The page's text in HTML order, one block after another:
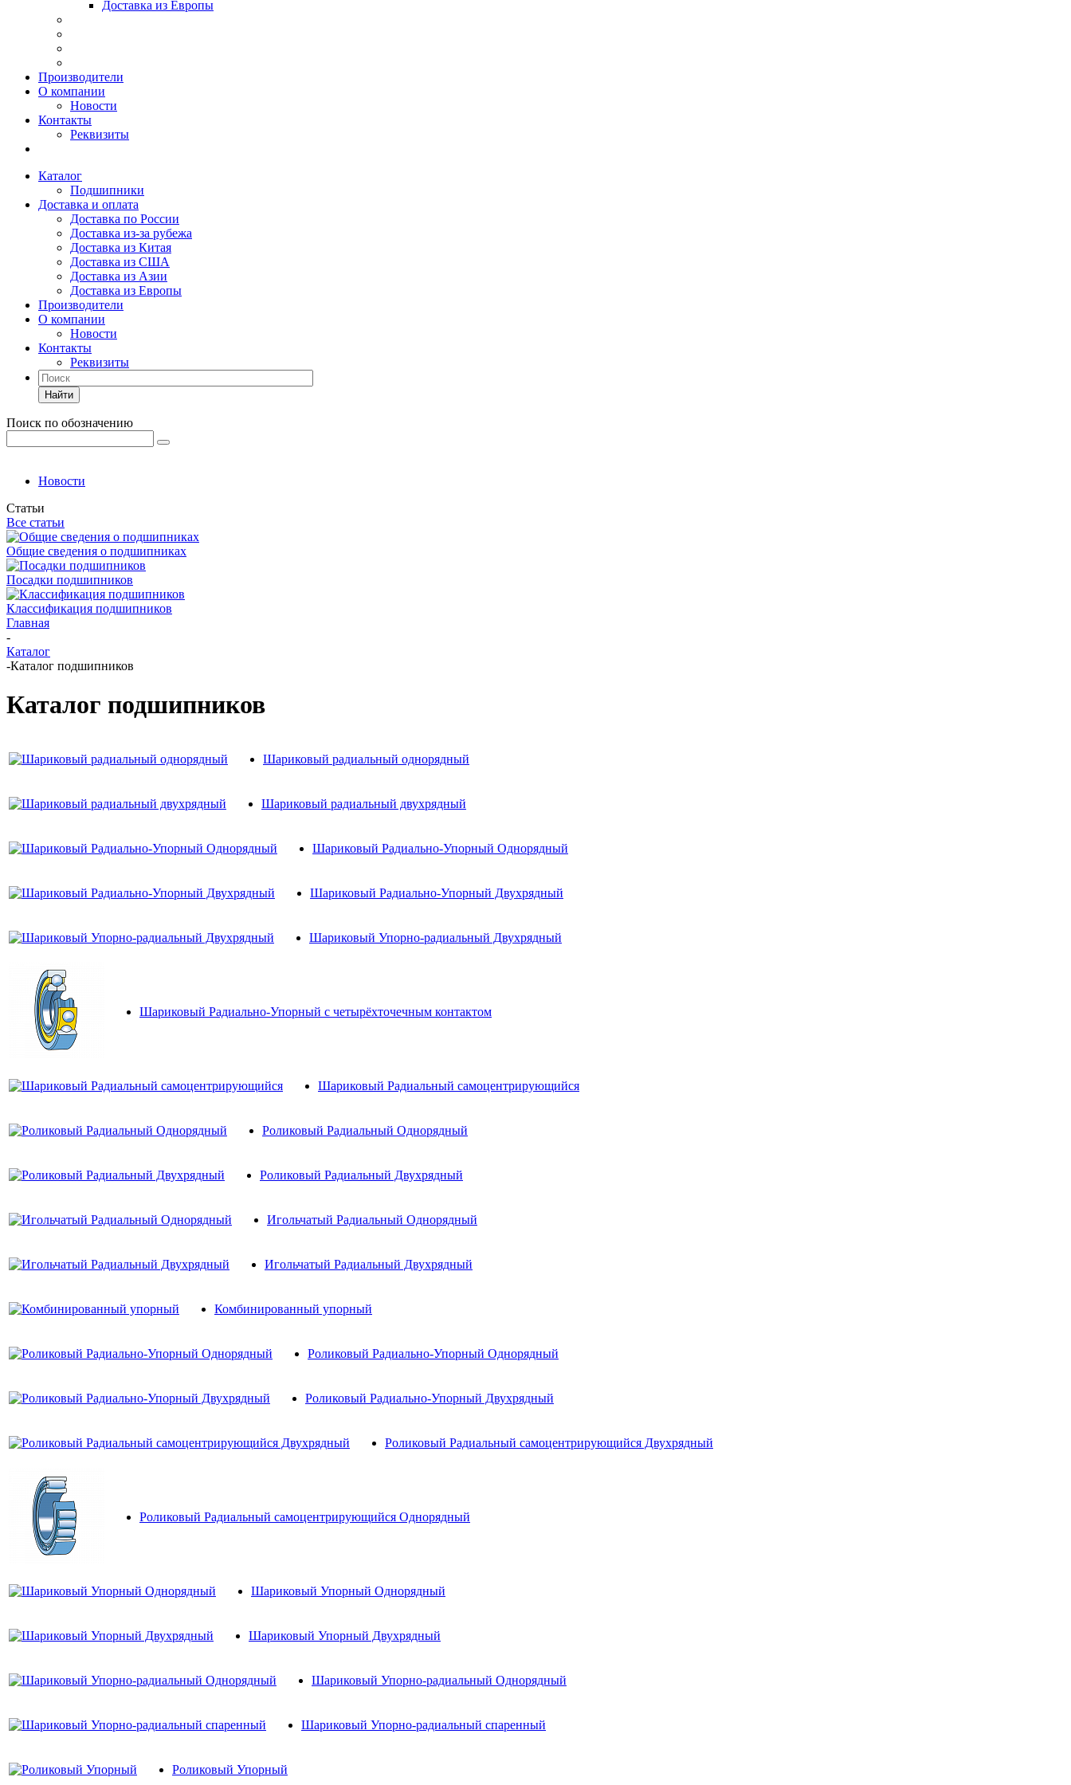
Доставка из Европы
Производители
О компании
Новости
Контакты
Реквизиты
Каталог
Подшипники
Доставка и оплата
Доставка по России
Доставка из-за рубежа
Доставка из Китая
Доставка из США
Доставка из Азии
Доставка из Европы
Производители
О компании
Новости
Контакты
Реквизиты
Найти
Поиск по обозначению
Новости
Статьи
Все статьи
Общие сведения о подшипниках
Посадки подшипников
Классификация подшипников
Главная
-
Каталог
-Каталог подшипников
Каталог подшипников
Шариковый радиальный однорядный
Шариковый радиальный двухрядный
Шариковый Радиально-Упорный Однорядный
Шариковый Радиально-Упорный Двухрядный
Шариковый Упорно-радиальный Двухрядный
Шариковый Радиально-Упорный с четырёхточечным контактом
Шариковый Радиальный самоцентрирующийся
Роликовый Радиальный Однорядный
Роликовый Радиальный Двухрядный
Игольчатый Радиальный Однорядный
Игольчатый Радиальный Двухрядный
Комбинированный упорный
Роликовый Радиально-Упорный Однорядный
Роликовый Радиально-Упорный Двухрядный
Роликовый Радиальный самоцентрирующийся Двухрядный
Роликовый Радиальный самоцентрирующийся Однорядный
Шариковый Упорный Однорядный
Шариковый Упорный Двухрядный
Шариковый Упорно-радиальный Однорядный
Шариковый Упорно-радиальный спаренный
Роликовый Упорный